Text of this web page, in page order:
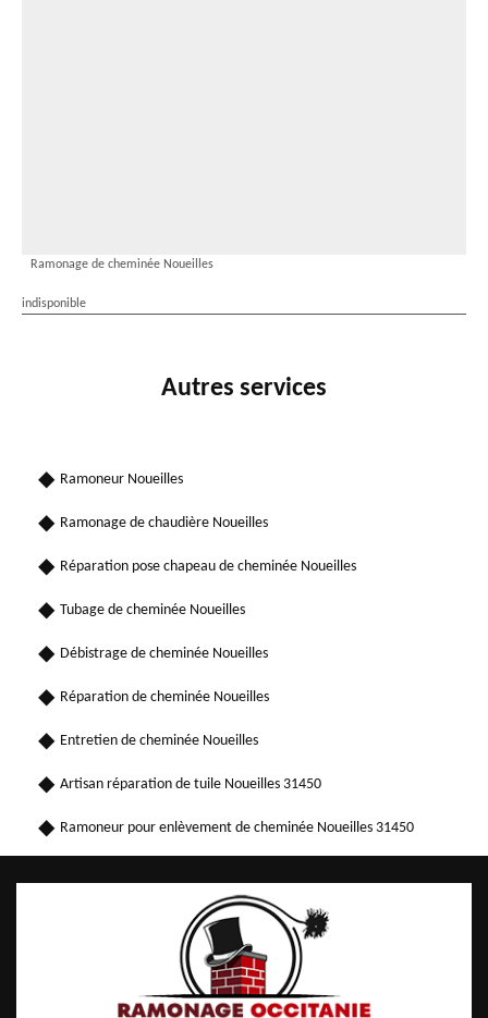
Ramonage de cheminée Noueilles
indisponible
Autres services
Ramoneur Noueilles
Ramonage de chaudière Noueilles
Réparation pose chapeau de cheminée Noueilles
Tubage de cheminée Noueilles
Débistrage de cheminée Noueilles
Réparation de cheminée Noueilles
Entretien de cheminée Noueilles
Artisan réparation de tuile Noueilles 31450
Ramoneur pour enlèvement de cheminée Noueilles 31450